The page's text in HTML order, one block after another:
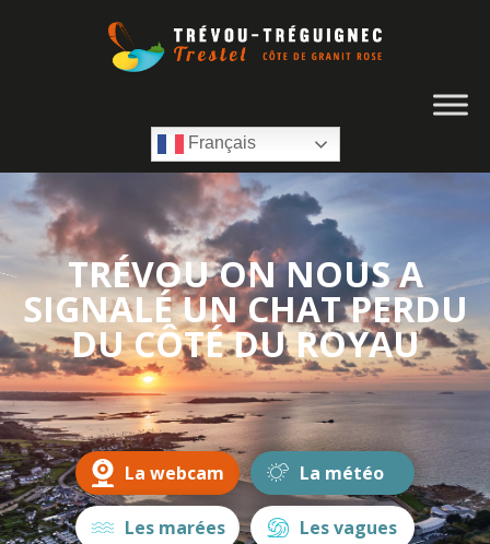
Français
TRÉVOU ON NOUS A
SIGNALÉ UN CHAT PERDU
DU CÔTÉ DU ROYAU
La webcam La météo
Les marées Les vagues